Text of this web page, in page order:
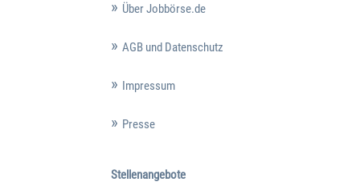
Über Jobbörse.de
AGB und Datenschutz
Impressum
Presse
Stellenangebote